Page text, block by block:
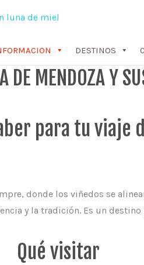
DESTINOS
DE MENDOZA Y
para tu viaje
donde los viñedos se
y la tradición. Es un
Qué visitar